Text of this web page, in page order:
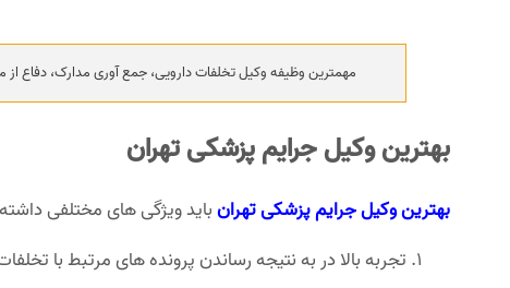
مهمترین وظیفه وکیل تخلفات دارویی، جمع آوری مدارک، دفاع از
بهترین وکیل جرایم پزشکی تهران
بهترین وکیل جرایم پزشکی تهرانباید ویژگی های مختلفی
تجربه بالا در به نتیجه رساندن پرونده های مرتبط با